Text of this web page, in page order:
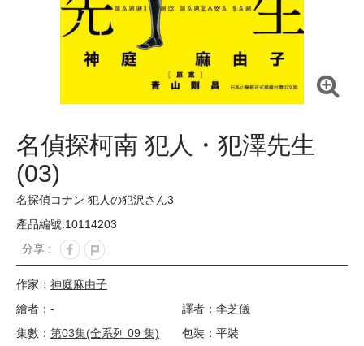
名偵探柯南 犯人・犯澤先生
(03)
名探偵コナン 犯人の犯沢さん3
產品編號:10114203
分享 :
作家： 神庭麻由子
繪者：-
譯者： 李芝儀
集數： 第03集(全系列 09 集)
包裝：平裝